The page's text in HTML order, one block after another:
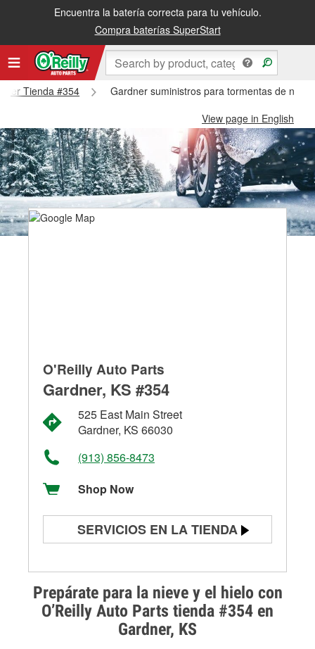
Encuentra la batería correcta para tu vehículo.
Compra baterías SuperStart
Tienda #354
Gardner suministros para tormentas de
View page in English
Prepárate para la nieve y el hielo con
O’Reilly Auto Parts tienda #354 en
Gardner, KS
O'Reilly Auto Parts
Gardner, KS #354
525 East Main Street
Gardner, KS 66030
(913) 856-8473
Shop Now
SERVICIOS EN LA TIENDA
Prueba de alternadores y
arrancadores
Revisión de la luz "Check Engine"